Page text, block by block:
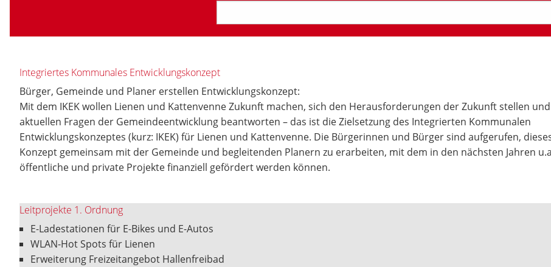
Integriertes Kommunales Entwicklungskonzept
Bürger, Gemeinde und Planer erstellen Entwicklungskonzept:
Mit dem IKEK wollen Lienen und Kattenvenne Zukunft machen, sich den Herausforderungen der Zukunft stellen
aktuellen Fragen der Gemeindeentwicklung beantworten – das ist die Zielsetzung des Integrierten Kommunalen
Entwicklungskonzeptes (kurz: IKEK) für Lienen und Kattenvenne. Die Bürgerinnen und Bürger sind aufgerufen,
Konzept gemeinsam mit der Gemeinde und begleitenden Planern zu erarbeiten, mit dem in den nächsten Jahren
öffentliche und private Projekte finanziell gefördert werden können.
Leitprojekte 1. Ordnung
E-Ladestationen für E-Bikes und E-Autos
WLAN-Hot Spots für Lienen
Erweiterung Freizeitangebot Hallenfreibad